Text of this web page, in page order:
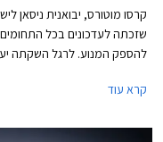
שזכתה לעדכונים בכל
קרא עוד